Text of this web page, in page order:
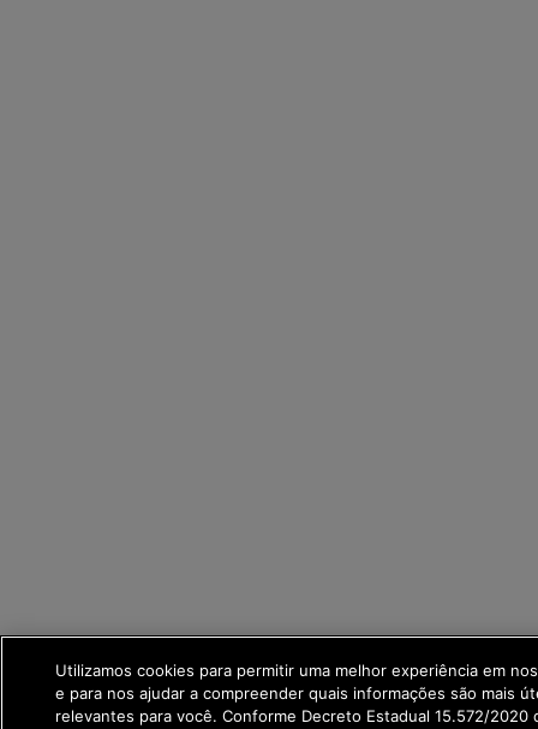
Utilizamos cookies para permitir uma melhor experiência em
e para nos ajudar a compreender quais informações são mais
relevantes para você. Conforme Decreto Estadual 15.572/2020